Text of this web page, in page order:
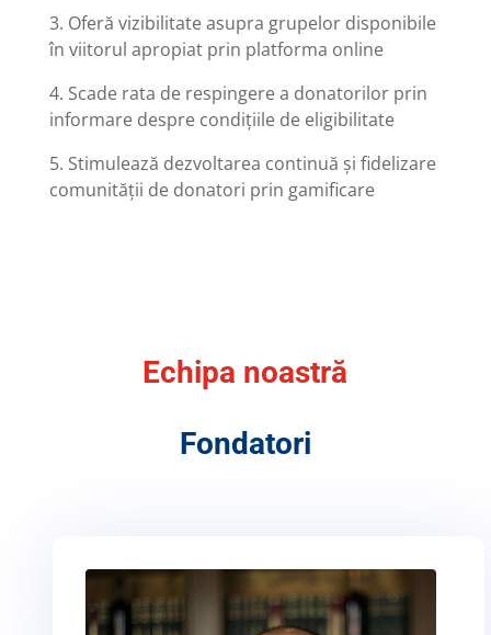
3. Oferă vizibilitate asupra grupelor disponibile
în viitorul apropiat prin platforma online
4. Scade rata de respingere a donatorilor prin
informare despre condițiile de eligibilitate
5. Stimulează dezvoltarea continuă și fidelizare
comunității de donatori prin gamificare
Echipa noastră
Fondatori